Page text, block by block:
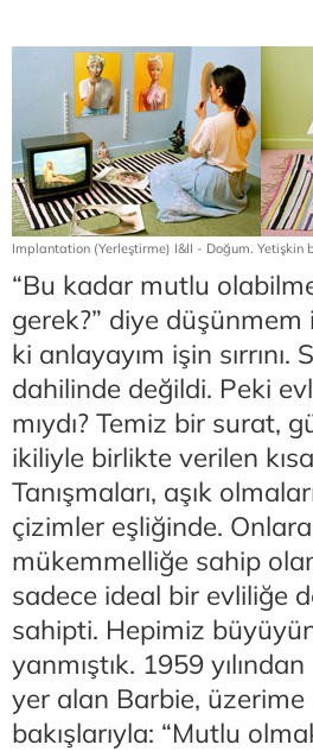
Implantation (Yerleştirme) I&II - Doğum. Yetişkin
“Bu kadar mutlu
gerek?” diye düşünmem
ki anlayayım işin
dahilinde değildi. Peki
mıydı? Temiz bir surat,
ikiliyle birlikte verilen
Tanışmaları, aşık
çizimler eşliğinde.
mükemmelliğe sahip
sadece ideal bir evliliğe
sahipti. Hepimiz
yanmıştık. 1959
yer alan Barbie, üzerime
bakışlarıyla: “Mutlu